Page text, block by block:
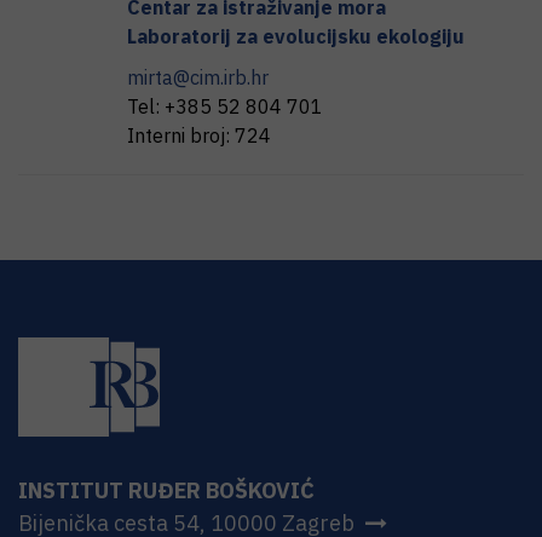
Centar za istraživanje mora
Laboratorij za evolucijsku ekologiju
mirta@cim.irb.hr
Tel: +385 52 804 701
Interni broj: 724
INSTITUT RUĐER BOŠKOVIĆ
Bijenička cesta 54, 10000 Zagreb